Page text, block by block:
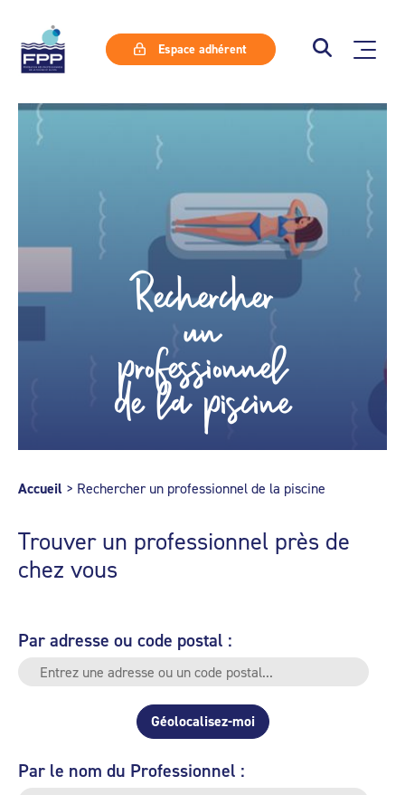
Espace adhérent
Rechercher
un
professionnel
de la piscine
Accueil > Rechercher un professionnel de la piscine
Trouver un professionnel près de
chez vous
Par adresse ou code postal :
Géolocalisez-moi
Par le nom du Professionnel :